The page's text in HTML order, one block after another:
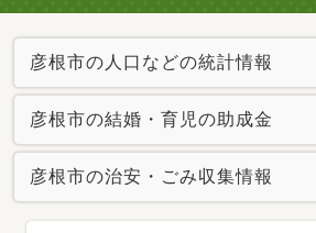
彦根市の人口などの統計情報
彦根市の結婚・育児の助成金
彦根市の治安・ごみ収集情報